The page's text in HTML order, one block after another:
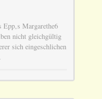
Margarethe6
nicht gleichgültig
sich eingeschlichen